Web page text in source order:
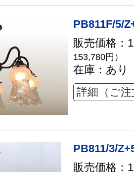
PB811F/5/
販売価格：
153,780円）
在庫：あり
詳細（ご
PB811/3/
販売価格：